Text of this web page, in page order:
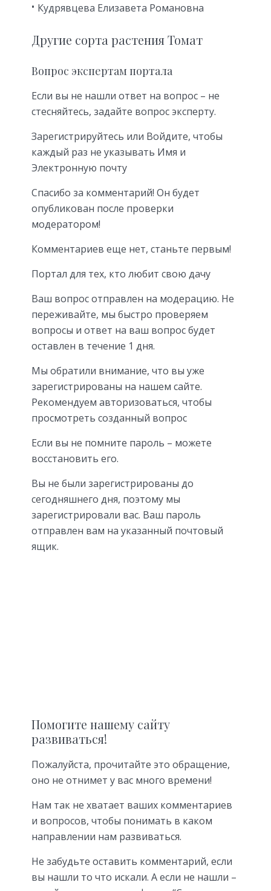
Кудрявцева Елизавета Романовна
Другие сорта растения Томат
Вопрос экспертам портала
Если вы не нашли ответ на вопрос – не
стесняйтесь, задайте вопрос эксперту.
Зарегистрируйтесь или Войдите, чтобы
каждый раз не указывать Имя и
Электронную почту
Спасибо за комментарий! Он будет
опубликован после проверки
модератором!
Комментариев еще нет, станьте первым!
Портал для тех, кто любит свою дачу
Ваш вопрос отправлен на модерацию. Не
переживайте, мы быстро проверяем
вопросы и ответ на ваш вопрос будет
оставлен в течение 1 дня.
Мы обратили внимание, что вы уже
зарегистрированы на нашем сайте.
Рекомендуем авторизоваться, чтобы
просмотреть созданный вопрос
Если вы не помните пароль – можете
восстановить его.
Вы не были зарегистрированы до
сегодняшнего дня, поэтому мы
зарегистрировали вас. Ваш пароль
отправлен вам на указанный почтовый
ящик.
Помогите нашему сайту
развиваться!
Пожалуйста, прочитайте это обращение,
оно не отнимет у вас много времени!
Нам так не хватает ваших комментариев
и вопросов, чтобы понимать в каком
направлении нам развиваться.
Не забудьте оставить комментарий, если
вы нашли то что искали. А если не нашли –